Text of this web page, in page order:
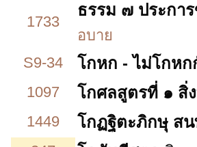
1733
ธรรม ๗ ประการ
อบาย
S9-34
โกหก - ไม่โกหก
1097 โกศลสูตรที่ ๑ สิ่
1449 โกฏฐิตะภิกษุ ส